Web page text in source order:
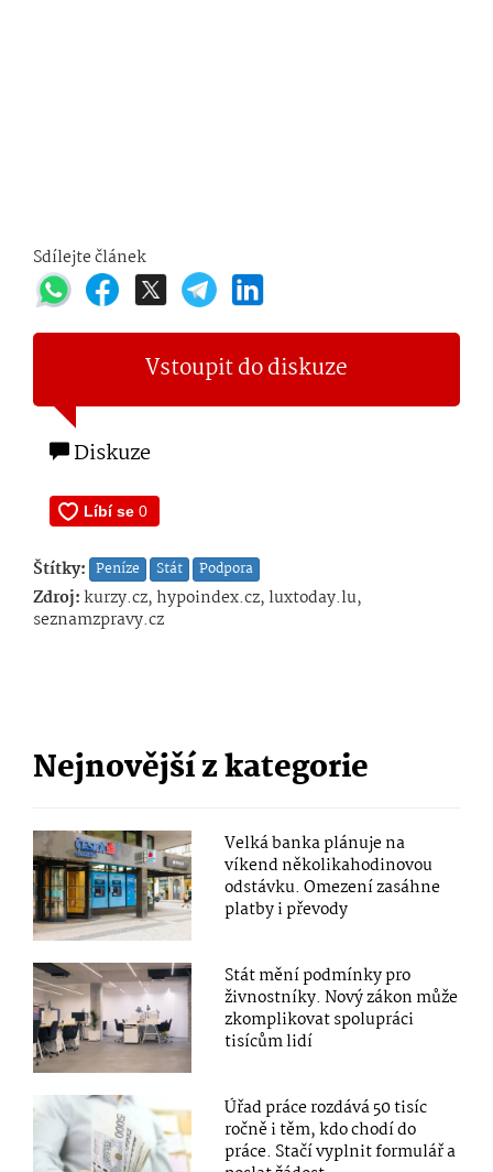
Sdílejte článek
Vstoupit do diskuze
Diskuze
Štítky: Peníze Stát Podpora
Zdroj:kurzy.cz, hypoindex.cz, luxtoday.lu,
seznamzpravy.cz
Nejnovější z kategorie
Velká banka plánuje na
víkend několikahodinovou
odstávku. Omezení zasáhne
platby i převody
Stát mění podmínky pro
živnostníky. Nový zákon může
zkomplikovat spolupráci
tisícům lidí
Úřad práce rozdává 50 tisíc
ročně i těm, kdo chodí do
práce. Stačí vyplnit formulář a